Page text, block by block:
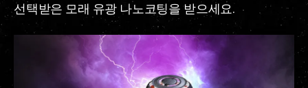
선택받은 모래 유광 나노코팅을 받으세요.